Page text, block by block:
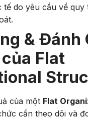
tế do yêu cầu về
& Đánh
Flat
của một Flat
cần theo dõi và